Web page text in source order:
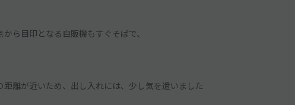
ら目印となる自販機もすぐそばで、
離が近いため、出し入れには、少し気を遣いました